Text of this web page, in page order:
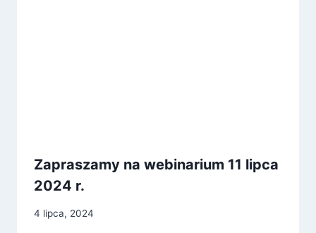
Zapraszamy na webinarium 11 lipca
2024 r.
4 lipca, 2024